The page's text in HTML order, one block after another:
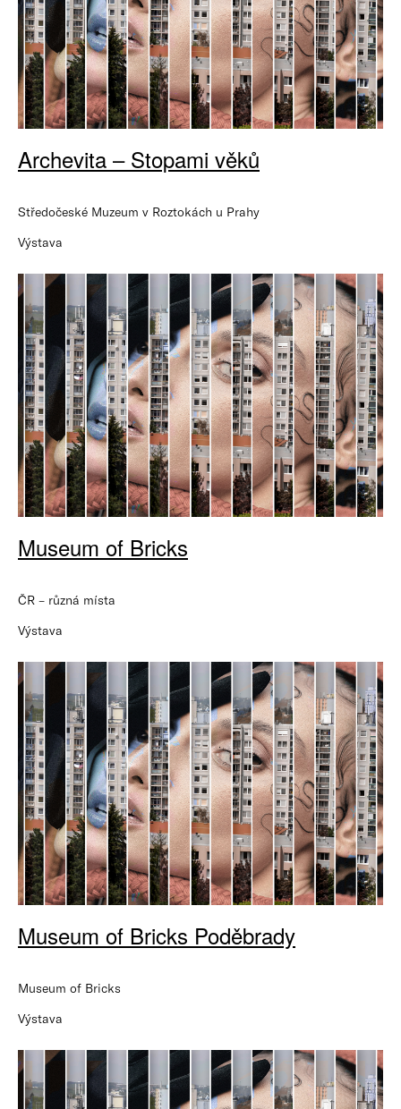
Archevita – Stopami věků
Středočeské Muzeum v Roztokách u Prahy
Výstava
Museum of Bricks
ČR – různá místa
Výstava
Museum of Bricks Poděbrady
Museum of Bricks
Výstava